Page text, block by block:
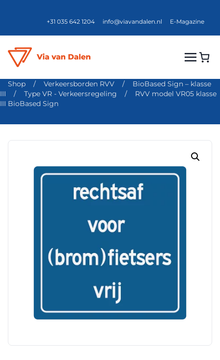
+31 035 642 1204 info@viavandalen.nl E-Magazine
Shop / Verkeersborden RVV /
BioBased Sign – klasse
III
/ Type VR - Verkeersregeling /
RVV model VR05 klasse
III BioBased Sign